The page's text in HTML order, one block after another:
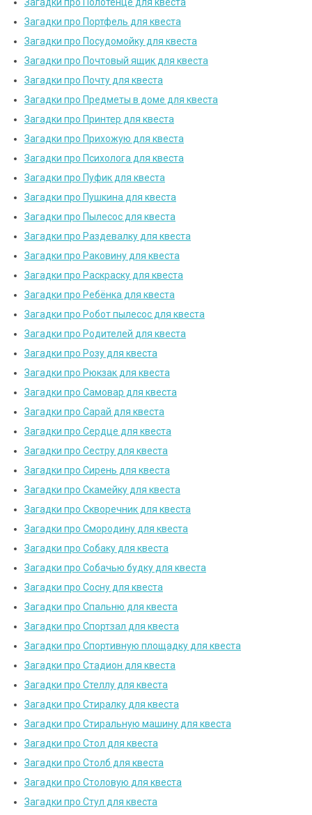
Загадки про Портфель для квеста
Загадки про Посудомойку для квеста
Загадки про Почтовый ящик для квеста
Загадки про Почту для квеста
Загадки про Предметы в доме для квеста
Загадки про Принтер для квеста
Загадки про Прихожую для квеста
Загадки про Психолога для квеста
Загадки про Пуфик для квеста
Загадки про Пушкина для квеста
Загадки про Пылесос для квеста
Загадки про Раздевалку для квеста
Загадки про Раковину для квеста
Загадки про Раскраску для квеста
Загадки про Ребёнка для квеста
Загадки про Робот пылесос для квеста
Загадки про Родителей для квеста
Загадки про Розу для квеста
Загадки про Рюкзак для квеста
Загадки про Самовар для квеста
Загадки про Сарай для квеста
Загадки про Сердце для квеста
Загадки про Сестру для квеста
Загадки про Сирень для квеста
Загадки про Скамейку для квеста
Загадки про Скворечник для квеста
Загадки про Смородину для квеста
Загадки про Собаку для квеста
Загадки про Собачью будку для квеста
Загадки про Сосну для квеста
Загадки про Спальню для квеста
Загадки про Спортзал для квеста
Загадки про Спортивную площадку для квеста
Загадки про Стадион для квеста
Загадки про Стеллу для квеста
Загадки про Стиралку для квеста
Загадки про Стиральную машину для квеста
Загадки про Стол для квеста
Загадки про Столб для квеста
Загадки про Столовую для квеста
Загадки про Стул для квеста